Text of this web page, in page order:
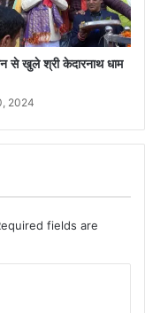
से खुले श्री केदारनाथ धाम
2024
fields are